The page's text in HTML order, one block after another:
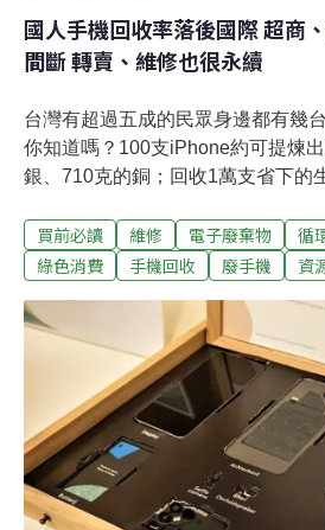
國人手機回收率落後國際 超商
間斷 轉賣、維修也很永續
台灣有超過五成的民眾身邊都有幾
你知道嗎？100支iPhone約可提煉
銀、710克的銅；回收1萬支省下的
12%，但與國際平均15~20%仍有
調查，民眾不願將手機拿出來回收
環之旅：拆解、精煉、再利用舊手
是交給超商、電信業者、手機門市
之旅都即將啟程。環保署回收基管
管理組組長李志怡受訪表示，手機
或後端精煉都有可能衍生出無法再
由合格業者處理。而可再利用的塑
進入合適的循環製程。以iPhone為
提煉出0.97克的金、7.5克的銀、
買前必讀 維修 電子廢棄物 循
綠色消費
手機回收 廢手機 資